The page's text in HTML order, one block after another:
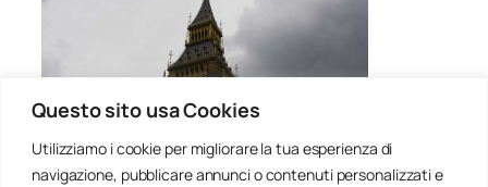
Questo sito usa Cookies
Utilizziamo i cookie per migliorare la tua esperienza di
navigazione, pubblicare annunci o contenuti personalizzati e